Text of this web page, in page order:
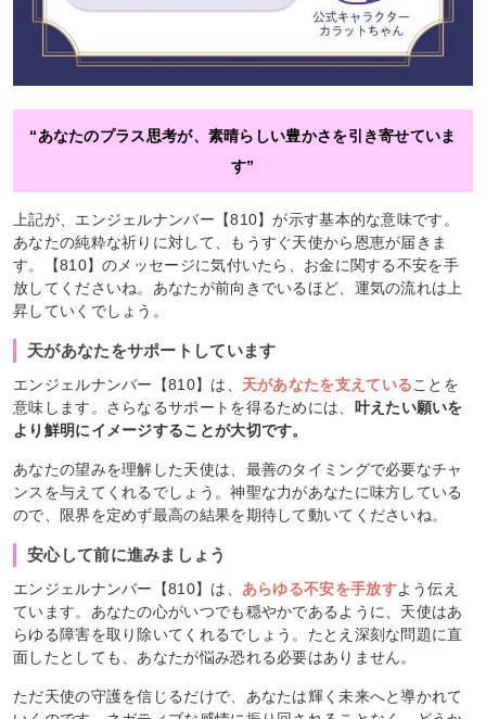
“あなたのプラス思考が、素晴らしい豊かさを引き寄せていま
す”
上記が、エンジェルナンバー【810】が示す基本的な意味です。
あなたの純粋な祈りに対して、もうすぐ天使から恩恵が届きま
す。【810】のメッセージに気付いたら、お金に関する不安を手
放してくださいね。あなたが前向きでいるほど、運気の流れは上
昇していくでしょう。
天があなたをサポートしています
エンジェルナンバー【810】は、 天があなたを支えていることを
意味します。さらなるサポートを得るためには、
叶えたい願いを
より鮮明にイメージすることが大切です。
あなたの望みを理解した天使は、最善のタイミングで必要なチャ
ンスを与えてくれるでしょう。神聖な力があなたに味方している
ので、限界を定めず最高の結果を期待して動いてくださいね。
安心して前に進みましょう
エンジェルナンバー【810】は、 あらゆる不安を手放すよう伝え
ています。あなたの心がいつでも穏やかであるように、天使はあ
らゆる障害を取り除いてくれるでしょう。たとえ深刻な問題に直
面したとしても、あなたが悩み恐れる必要はありません。
ただ天使の守護を信じるだけで、あなたは輝く未来へと導かれて